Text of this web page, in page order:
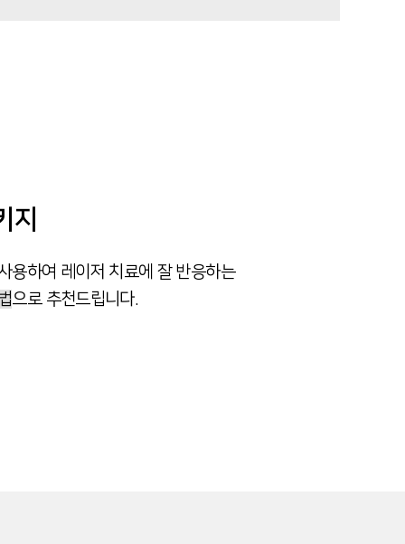
지
용하여 레이저 치료에 잘 반응하는
으로 추천드립니다.